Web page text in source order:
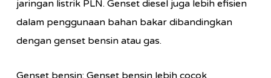
jaringan listrik PLN. Genset diesel juga lebih efisien
dalam penggunaan bahan bakar dibandingkan
dengan genset bensin atau gas.
Genset bensin: Genset bensin lebih cocok